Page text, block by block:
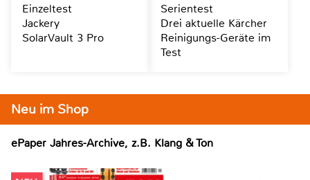
Neu im Shop
ePaper Jahres-Archive, z.B. Klang & Ton
Einzeltest
Jackery
SolarVault 3 Pro
Serientest
Drei aktuelle Kärcher
Reinigungs-Geräte im
Test